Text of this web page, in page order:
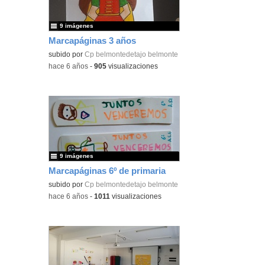
Marcapáginas 3 años
subido porCp belmontedetajo belmonte
9 imágenes
-hace 6 años -905 visualizaciones
Marcapáginas 6º de primaria
subido porCp belmontedetajo belmonte
9 imágenes
-hace 6 años -1011 visualizaciones